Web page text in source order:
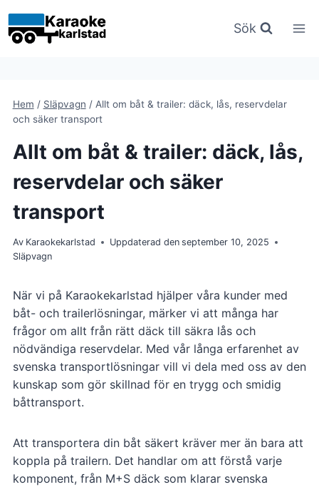
till
innehåll
Sök
Hem / Släpvagn / Allt om båt & trailer: däck, lås, reservdelar
och säker transport
Allt om båt & trailer: däck, lås,
reservdelar och säker
transport
Av Karaokekarlstad Uppdaterad den september 10, 2025
Släpvagn
När vi på Karaokekarlstad hjälper våra kunder med
båt- och trailerlösningar, märker vi att många har
frågor om allt från rätt däck till säkra lås och
nödvändiga reservdelar. Med vår långa erfarenhet av
svenska transportlösningar vill vi dela med oss av den
kunskap som gör skillnad för en trygg och smidig
båttransport.
Att transportera din båt säkert kräver mer än bara att
koppla på trailern. Det handlar om att förstå varje
komponent, från M+S däck som klarar svenska